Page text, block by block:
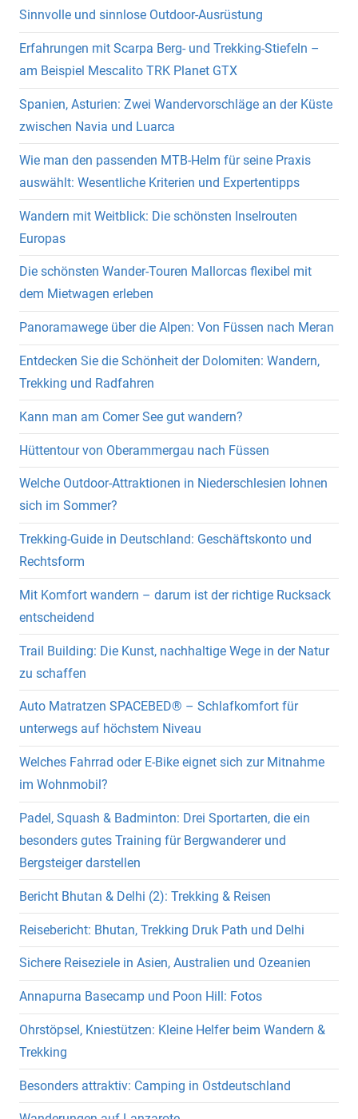
Sinnvolle und sinnlose Outdoor-Ausrüstung
Erfahrungen mit Scarpa Berg- und Trekking-Stiefeln –
am Beispiel Mescalito TRK Planet GTX
Spanien, Asturien: Zwei Wandervorschläge an der Küste
zwischen Navia und Luarca
Wie man den passenden MTB-Helm für seine Praxis
auswählt: Wesentliche Kriterien und Expertentipps
Wandern mit Weitblick: Die schönsten Inselrouten
Europas
Die schönsten Wander-Touren Mallorcas flexibel mit
dem Mietwagen erleben
Panoramawege über die Alpen: Von Füssen nach Meran
Entdecken Sie die Schönheit der Dolomiten: Wandern,
Trekking und Radfahren
Kann man am Comer See gut wandern?
Hüttentour von Oberammergau nach Füssen
Welche Outdoor-Attraktionen in Niederschlesien lohnen
sich im Sommer?
Trekking-Guide in Deutschland: Geschäftskonto und
Rechtsform
Mit Komfort wandern – darum ist der richtige Rucksack
entscheidend
Trail Building: Die Kunst, nachhaltige Wege in der Natur
zu schaffen
Auto Matratzen SPACEBED® – Schlafkomfort für
unterwegs auf höchstem Niveau
Welches Fahrrad oder E-Bike eignet sich zur Mitnahme
im Wohnmobil?
Padel, Squash & Badminton: Drei Sportarten, die ein
besonders gutes Training für Bergwanderer und
Bergsteiger darstellen
Bericht Bhutan & Delhi (2): Trekking & Reisen
Reisebericht: Bhutan, Trekking Druk Path und Delhi
Sichere Reiseziele in Asien, Australien und Ozeanien
Annapurna Basecamp und Poon Hill: Fotos
Ohrstöpsel, Kniestützen: Kleine Helfer beim Wandern &
Trekking
Besonders attraktiv: Camping in Ostdeutschland